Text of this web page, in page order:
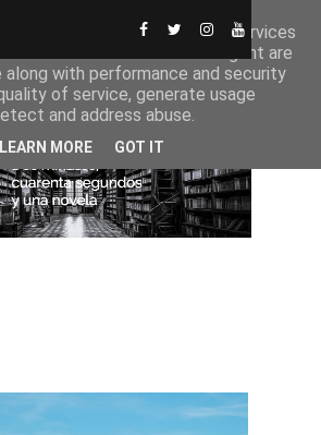
from Google to deliver its services
Your IP address and user-agent are
along with performance and security
of service, generate usage
and address abuse.
LEARN MORE GOT IT